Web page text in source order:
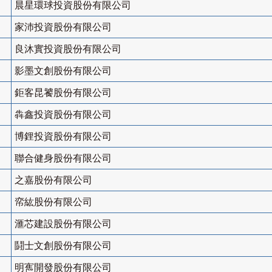
晨星環球投資股份有限公司
家沛投資股份有限公司
良沐實投資股份有限公司
影墨文創股份有限公司
鉅客昆饕股份有限公司
犇鑫投資股份有限公司
博鋰投資股份有限公司
聯合健身股份有限公司
之嘉股份有限公司
帟紘股份有限公司
滙芯建設股份有限公司
鬪士文創股份有限公司
明寯開發股份有限公司